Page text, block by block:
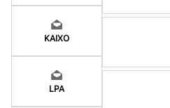
KAIXO
LPA